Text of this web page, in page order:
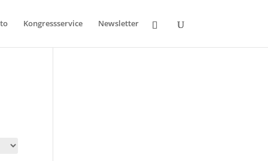
Kongressservice Newsletter